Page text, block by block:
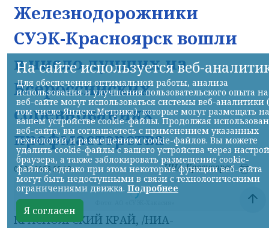
Железнодорожники
СУЭК-Красноярск вошли
в число лучших на
Всероссийских
соревнованиях
профмастерства
07.08.2026 22:13 НИА-Красноярск
На сайте используется веб-
Для обеспечения оптимальной работы, анализа
использования и улучшения пользовательского опыта на
веб-сайте могут использоваться системы веб-аналитики
том числе Яндекс.Метрика), которые могут размещать на
вашем устройстве cookie-файлы. Продолжая
веб-сайта, вы соглашаетесь с применением указанных
технологий и размещением cookie-файлов. Вы можете
удалить cookie-файлы с вашего устройства через
браузера, а также заблокировать размещение cookie-
файлов, однако при этом некоторые функции веб-сайта
могут быть недоступными в связи с технологическими
ограничениями движка. Подробнее
Я согласен